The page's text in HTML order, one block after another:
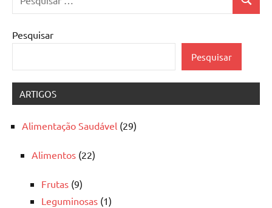
por:
Pesquisar
Pesquisar
ARTIGOS
Alimentação Saudável (29)
Alimentos (22)
Frutas (9)
Leguminosas (1)